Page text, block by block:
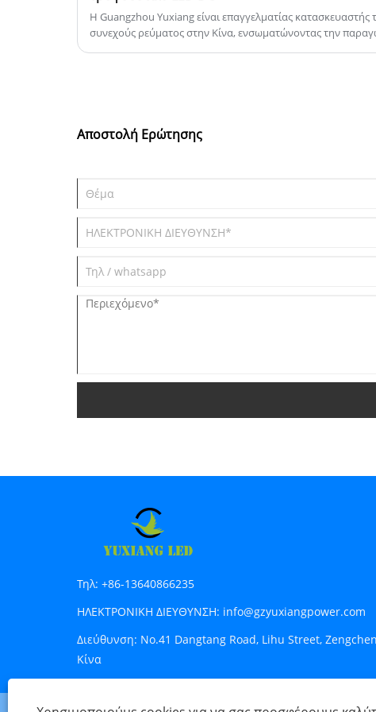
συνεργαστούν μαζί σας στο εγγύς
μέλλον για να δημιουργήσουν ένα
καλύτερο μέλλον!
Η Guangzhou Yuxiang είναι επαγγελματίας
συνεχούς ρεύματος στην Κίνα, ενσωματώνοντας την
Αποστολή Ερώτησης
Τηλ: +86-13640866235
ΗΛΕΚΤΡΟΝΙΚΗ ΔΙΕΥΘΥΝΣΗ: info@gzyuxiangpower.com
Διεύθυνση: No.41 Dangtang Road, Lihu Street,
Κίνα